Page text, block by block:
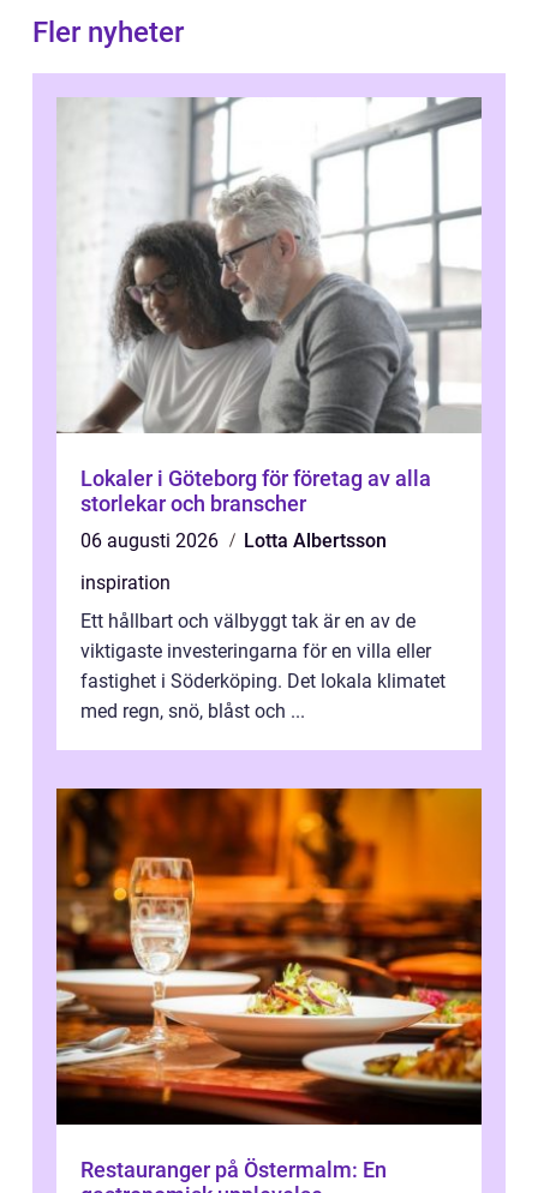
Fler nyheter
Lokaler i Göteborg för företag av alla
storlekar och branscher
06 augusti 2026
Lotta Albertsson
inspiration
Ett hållbart och välbyggt tak är en av de
viktigaste investeringarna för en villa eller
fastighet i Söderköping. Det lokala klimatet
med regn, snö, blåst och ...
Restauranger på Östermalm: En